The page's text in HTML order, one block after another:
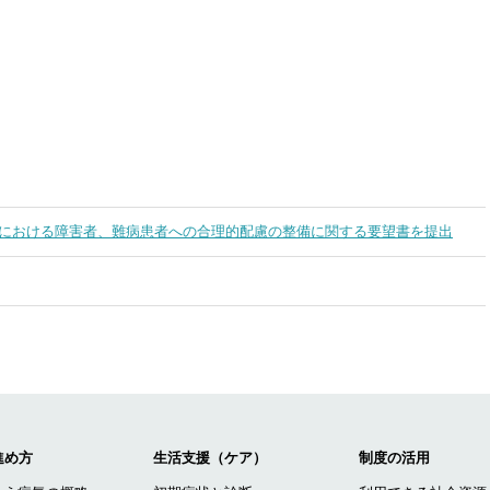
おける障害者、難病患者への合理的配慮の整備に関する要望書を提出
め方 生活支援（ケア） 制度の活用